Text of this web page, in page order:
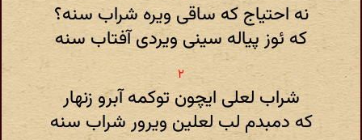
نه احتیاج که ساقی ویره شراب سنه؟
که ئوز پیاله سینی ویردی آفتاب سنه
شراب لعلی ایچون توکمه آبرو زنهار
که دمبدم لب لعلین ویرور شراب سنه